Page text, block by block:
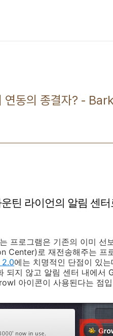
동의 종결자? -
틴 라이언의 알림 센
프로그램은 기존의 이미 선
Center)로 재전송해주는 프
2.0에는 치명적인 단점이 있
되지 않고 알림 센터 내에
아이콘이 사용된다는 점